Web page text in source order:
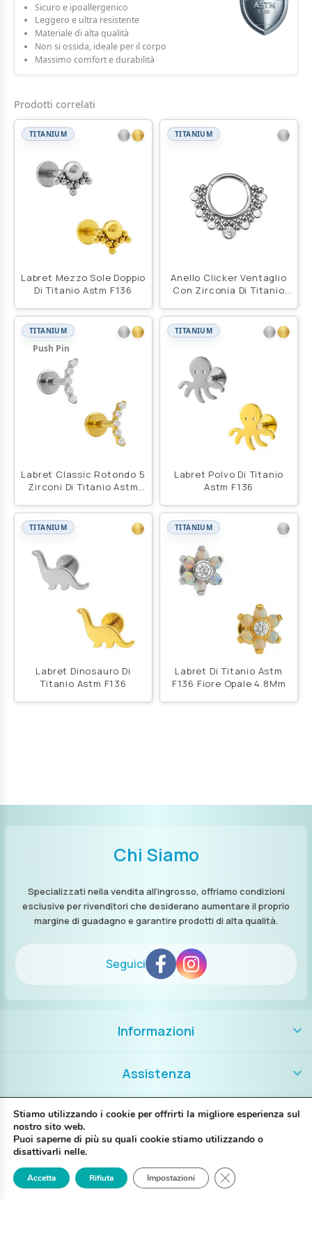
Login Registrati
Sicuro e ipoallergenico
Leggero e ultra resistente
Materiale di alta qualità
Non si ossida, ideale per il corpo
Massimo comfort e durabilità
Prodotti correlati
TITANIUM
Labret Mezzo Sole Doppio
Di Titanio Astm F136
TITANIUM
Anello Clicker Ventaglio
Con Zirconia Di Titanio
TITANIUM
Push Pin
Labret Classic Rotondo 5
Zirconi Di Titanio Astm
TITANIUM
Labret Polvo Di Titanio
Astm F136
TITANIUM
Labret Dinosauro Di
Titanio Astm F136
TITANIUM
Labret Di Titanio Astm
F136 Fiore Opale 4.8Mm
Chi Siamo
Specializzati nella vendita all’ingrosso, offriamo condizioni
esclusive per rivenditori che desiderano aumentare il proprio
margine di guadagno e garantire prodotti di alta qualità.
Seguici
Informazioni
Assistenza
Contatti
+39 389 8986018
P. IVA IT02697130397
Stiamo utilizzando i cookie per offrirti la migliore esperienza sul
nostro sito web.
Puoi saperne di più su quali cookie stiamo utilizzando o
disattivarli nelle.
Accetta Rifiuta Impostazioni Close GDPR